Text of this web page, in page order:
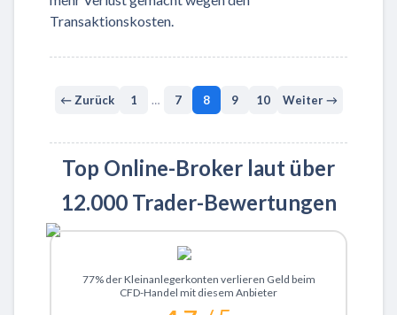
Transaktionskosten.
← Zurück 1 … 7 8 9 10 Weiter →
Top Online-Broker laut über
12.000 Trader-Bewertungen
Zu XTB
77% der Kleinanlegerkonten verlieren Geld beim
CFD-Handel mit diesem Anbieter